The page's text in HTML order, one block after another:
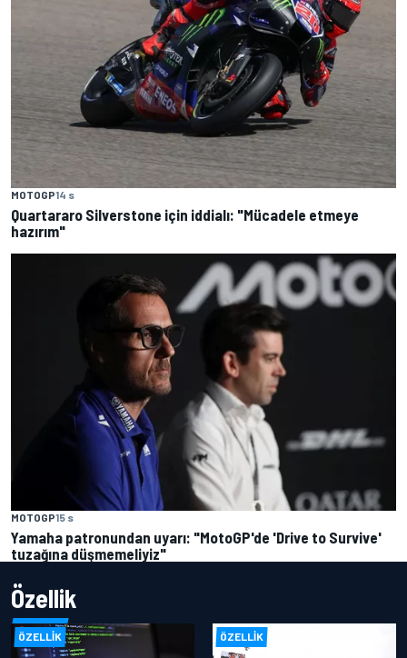
MOTOGP14 s
Quartararo Silverstone için iddialı: "Mücadele etmeye
hazırım"
MOTOGP15 s
Yamaha patronundan uyarı: "MotoGP'de 'Drive to Survive'
tuzağına düşmemeliyiz"
Özellik
ÖZELLIK ÖZELLIK